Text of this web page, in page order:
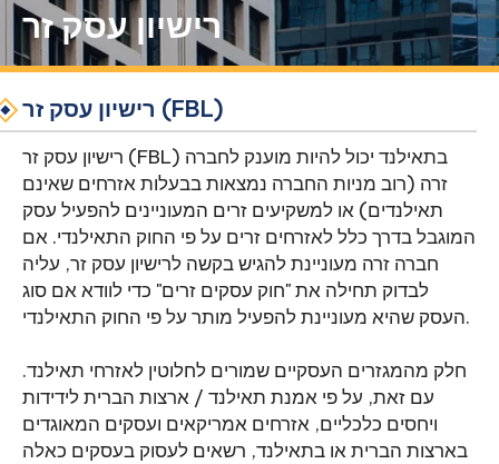
רישיון עסק זר
רישיון עסק זר (FBL)
רישיון עסק זר (FBL) בתאילנד יכול להיות מוענק לחברה
זרה (רוב מניות החברה נמצאות בבעלות אזרחים שאינם
תאילנדים) או למשקיעים זרים המעוניינים להפעיל עסק
המוגבל בדרך כלל לאזרחים זרים על פי החוק התאילנדי. אם
חברה זרה מעוניינת להגיש בקשה לרישיון עסק זר, עליה
לבדוק תחילה את "חוק עסקים זרים" כדי לוודא אם סוג
העסק שהיא מעוניינת להפעיל מותר על פי החוק התאילנדי.
חלק מהמגזרים העסקיים שמורים לחלוטין לאזרחי תאילנד.
עם זאת, על פי אמנת תאילנד / ארצות הברית לידידות
ויחסים כלכליים, אזרחים אמריקאים ועסקים המאוגדים
בארצות הברית או בתאילנד, רשאים לעסוק בעסקים כאלה